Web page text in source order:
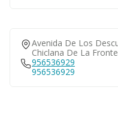
Avenida De Los
Chiclana De La
956536929
956536929